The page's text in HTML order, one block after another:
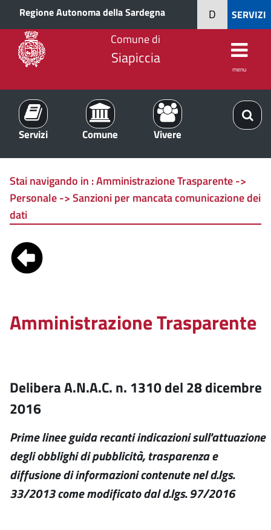
Regione Autonoma della Sardegna SERVIZI
D
Comune di
Siapiccia
menu
Servizi Comune Vivere
Stai navigando in :Amministrazione Trasparente ->
Personale -> Sanzioni per mancata comunicazione dei
dati
Amministrazione Trasparente
Delibera A.N.A.C. n. 1310 del 28 dicembre
2016
Prime linee guida recanti indicazioni sull'attuazione
degli obblighi di pubblicità, trasparenza e
diffusione di informazioni contenute nel d.lgs.
33/2013 come modificato dal d.lgs. 97/2016